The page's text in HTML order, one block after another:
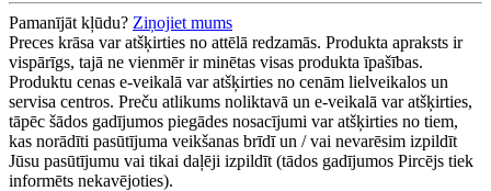
Pamanījāt kļūdu? Ziņojiet mums
Preces krāsa var atšķirties no attēlā redzamās. Produkta apraksts ir
vispārīgs, tajā ne vienmēr ir minētas visas produkta īpašības.
Produktu cenas e-veikalā var atšķirties no cenām lielveikalos un
servisa centros. Preču atlikums noliktavā un e-veikalā var atšķirties,
tāpēc šādos gadījumos piegādes nosacījumi var atšķirties no tiem,
kas norādīti pasūtījuma veikšanas brīdī un / vai nevarēsim izpildīt
Jūsu pasūtījumu vai tikai daļēji izpildīt (tādos gadījumos Pircējs tiek
informēts nekavējoties).